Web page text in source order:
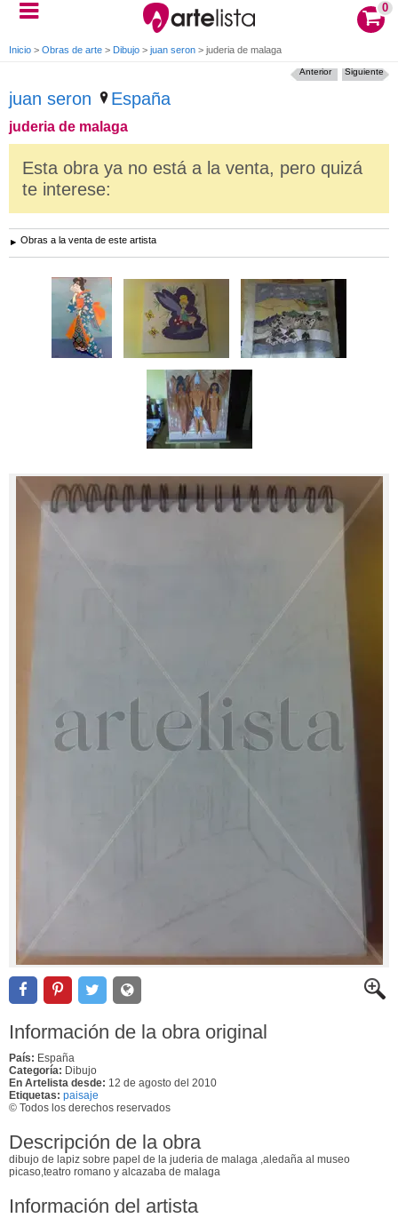
0
Inicio > Obras de arte > Dibujo > juan seron > juderia de malaga
juan seron España
juderia de malaga
Siguiente
Anterior
Esta obra ya no está a la venta, pero quizá
te interese:
Obras a la venta de este artista
Información de la obra original
País: España
Categoría: Dibujo
En Artelista desde: 12 de agosto del 2010
Etiquetas: paisaje
© Todos los derechos reservados
Descripción de la obra
dibujo de lapiz sobre papel de la juderia de malaga ,aledaña al museo
picaso,teatro romano y alcazaba de malaga
Información del artista